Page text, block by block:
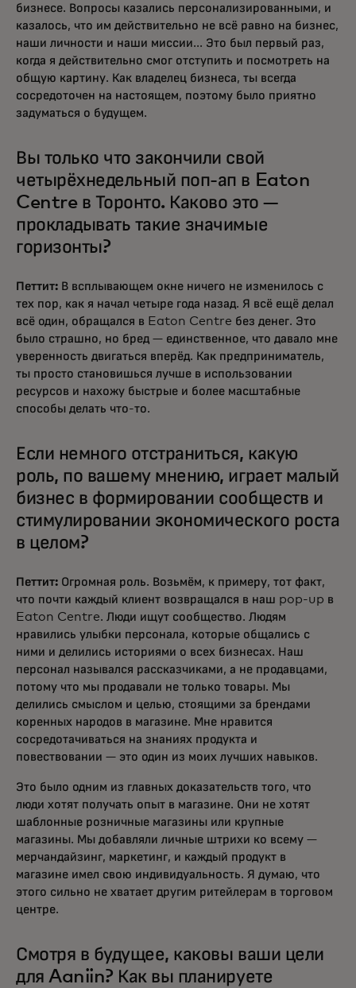
бизнесе. Вопросы казались персонализированными, и
казалось, что им действительно не всё равно на бизнес,
наши личности и наши миссии... Это был первый раз,
когда я действительно смог отступить и посмотреть на
общую картину. Как владелец бизнеса, ты всегда
сосредоточен на настоящем, поэтому было приятно
задуматься о будущем.
Вы только что закончили свой
четырёхнедельный поп-ап в Eaton
Centre в Торонто. Каково это —
прокладывать такие значимые
горизонты?
Петтит: В всплывающем окне ничего не изменилось с
тех пор, как я начал четыре года назад. Я всё ещё делал
всё один, обращался в Eaton Centre без денег. Это
было страшно, но бред — единственное, что давало мне
уверенность двигаться вперёд. Как предприниматель,
ты просто становишься лучше в использовании
ресурсов и нахожу быстрые и более масштабные
способы делать что-то.
Если немного отстраниться, какую
роль, по вашему мнению, играет малый
бизнес в формировании сообществ и
стимулировании экономического роста
в целом?
Петтит: Огромная роль. Возьмём, к примеру, тот факт,
что почти каждый клиент возвращался в наш pop-up в
Eaton Centre. Люди ищут сообщество. Людям
нравились улыбки персонала, которые общались с
ними и делились историями о всех бизнесах. Наш
персонал назывался рассказчиками, а не продавцами,
потому что мы продавали не только товары. Мы
делились смыслом и целью, стоящими за брендами
коренных народов в магазине. Мне нравится
сосредотачиваться на знаниях продукта и
повествовании — это один из моих лучших навыков.
Это было одним из главных доказательств того, что
люди хотят получать опыт в магазине. Они не хотят
шаблонные розничные магазины или крупные
магазины. Мы добавляли личные штрихи ко всему —
мерчандайзинг, маркетинг, и каждый продукт в
магазине имел свою индивидуальность. Я думаю, что
этого сильно не хватает другим ритейлерам в торговом
центре.
Смотря в будущее, каковы ваши цели
для Aaniin? Как вы планируете